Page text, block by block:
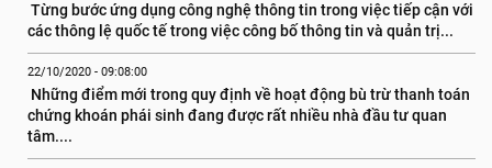
Từng bước ứng dụng công nghệ thông tin trong việc tiếp cận với
các thông lệ quốc tế trong việc công bố thông tin và quản trị...
22/10/2020 - 09:08:00
Những điểm mới trong quy định về hoạt động bù trừ thanh toán
chứng khoán phái sinh đang được rất nhiều nhà đầu tư quan
tâm....